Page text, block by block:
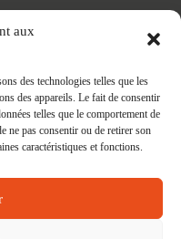
aux
des technologies telles que les
des appareils. Le fait de consentir
telles que le comportement de
ne pas consentir ou de retirer son
caractéristiques et fonctions.